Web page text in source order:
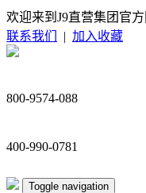
欢迎来到J9直营集团官
联系我们
| 加入收藏
800-9574-088
400-990-0781
Toggle navigation